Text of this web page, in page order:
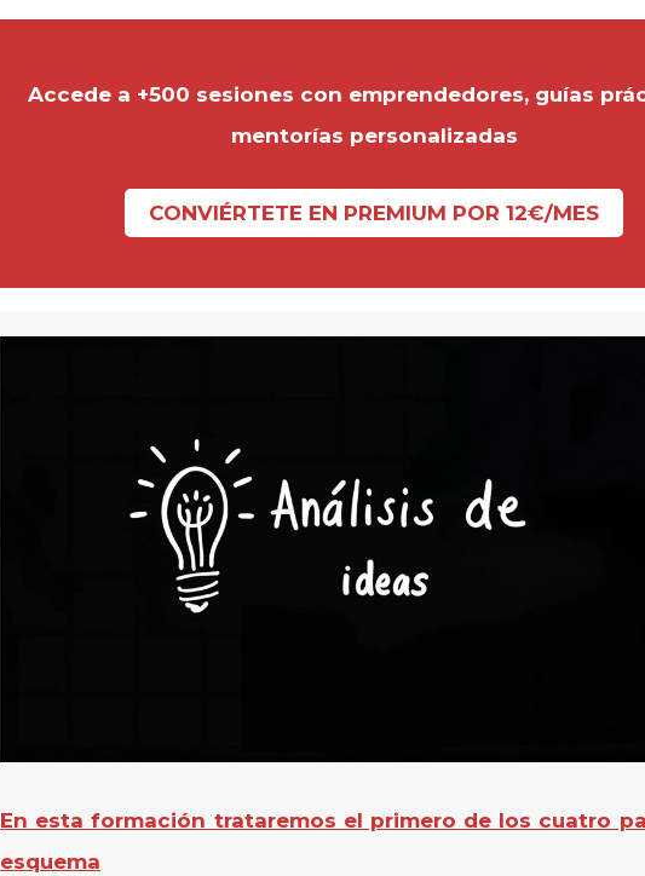
Accede a +500 sesiones con emprendedores, guías
mentorías personalizadas
CONVIÉRTETE EN PREMIUM POR 12€/MES
En esta formación trataremos el primero de los cuatro
esquema